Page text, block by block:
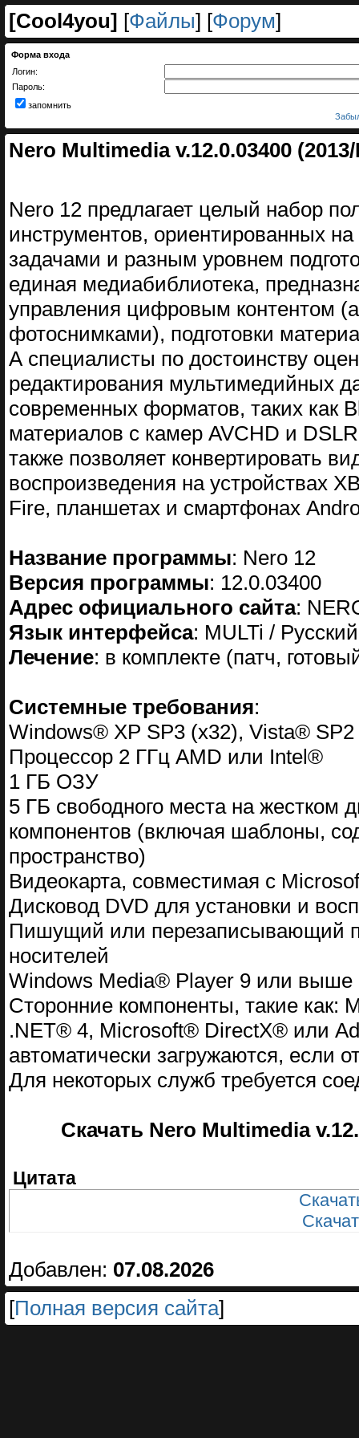
[Cool4you] [Файлы] [Форум]
Форма входа
Логин:
Пароль:
запомнить
Nero Multimedia v.12.0.03400
Nero 12 предлагает целый набор
инструментов, ориентированных
задачами и разным уровнем
единая медиабиблиотека,
управления цифровым контентом
фотоснимками), подготовки
А специалисты по достоинству
редактирования мультимедийных
современных форматов, таких как
материалов с камер AVCHD и
также позволяет конвертировать
воспроизведения на устройствах
Fire, планшетах и смартфонах
Название программы: Nero 12
Версия программы: 12.0.03400
Адрес официального сайта:
Язык интерфейса: MULTi / Русский
Лечение: в комплекте (патч,
Системные требования:
Windows® XP SP3 (x32), Vista®
Процессор 2 ГГц AMD или Intel®
1 ГБ ОЗУ
5 ГБ свободного места на жестком
компонентов (включая шаблоны,
пространство)
Видеокарта, совместимая с
Дисковод DVD для установки и
Пишущий или перезаписывающий
носителей
Windows Media® Player 9 или выше
Сторонние компоненты, такие как:
.NET® 4, Microsoft® DirectX® или
автоматически загружаются, если
Для некоторых служб требуется
Скачать Nero Multimedia
Цитата
Добавлен: 07.08.2026
[Полная версия сайта]